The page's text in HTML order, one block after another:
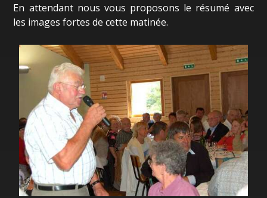
En attendant nous vous proposons le résumé avec
les images fortes de cette matinée.